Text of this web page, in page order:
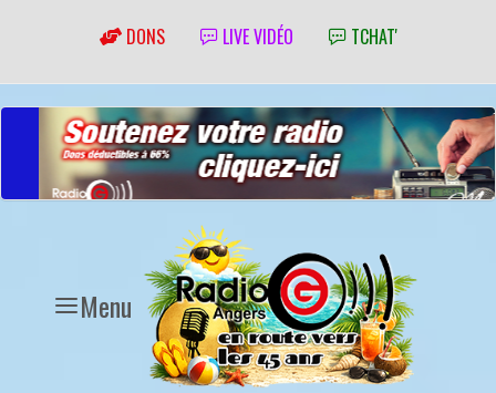
DONS LIVE VIDÉO TCHAT'
Menu